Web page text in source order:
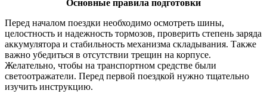
Основные правила подготовки
Перед началом поездки необходимо осмотреть шины,
целостность и надежность тормозов, проверить степень заряда
аккумулятора и стабильность механизма складывания. Также
важно убедиться в отсутствии трещин на корпусе.
Желательно, чтобы на транспортном средстве были
светоотражатели. Перед первой поездкой нужно тщательно
изучить инструкцию.